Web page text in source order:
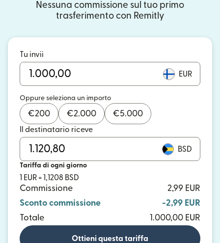
Nessuna commissione sul tuo primo
trasferimento con Remitly
Tu invii
EUR
Oppure seleziona un importo
€200 €2.000 €5.000
Il destinatario riceve
BSD
Tariffa di ogni giorno
1 EUR = 1,1208 BSD
Commissione
2,99 EUR
Sconto commissione
-2,99 EUR
Totale
1.000,00 EUR
Ottieni questa tariffa